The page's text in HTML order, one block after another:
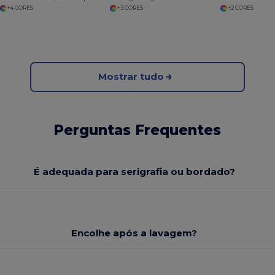
+4 CORES +3 CORES +2 CORES
Mostrar tudo
Perguntas Frequentes
É adequada para serigrafia ou bordado?
Encolhe após a lavagem?